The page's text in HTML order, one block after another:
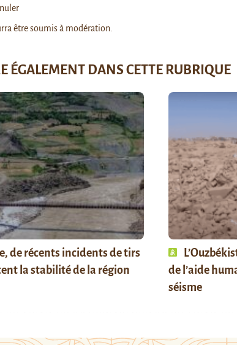
être soumis à modération.
ÉGALEMENT DANS CETTE RUBRIQUE
de récents incidents de tirs
la stabilité de la région
de l’aide
séisme